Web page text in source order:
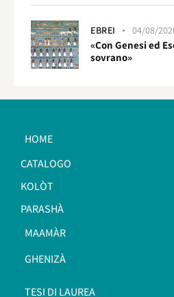
EBREI 04/08/
«Con Genesi ed
sovrano»
HOME
CATALOGO
KOLÒT
PARASHÀ
MAAMÀR
GHENIZÀ
TESI DI LAUREA